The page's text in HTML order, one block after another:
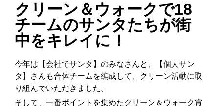
クリーン＆ウォークで18
チームのサンタたちが街
中をキレイに！
今年は【会社でサンタ】のみなさんと、【個人サン
タ】さんも合体チームを編成して、クリーン活動に取
り組んでいただきました。
そして、一番ポイントを集めたクリーン＆ウォーク賞